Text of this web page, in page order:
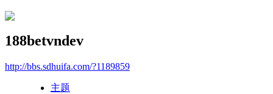
188betvndev
http://bbs.sdhuifa.com/?1189859
主题